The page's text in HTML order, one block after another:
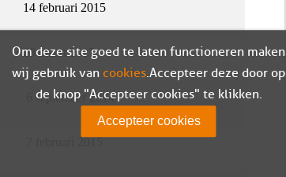
14 februari 2015
28 maart 2015
6 september 2014
7 februari 2015
Om deze site goed te laten functioneren maken
wij gebruik van cookies. Accepteer deze door op
de knop "Accepteer cookies" te klikken.
Accepteer cookies